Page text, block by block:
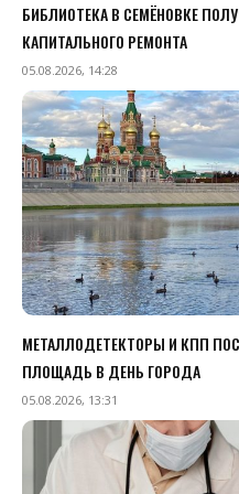
БИБЛИОТЕКА В СЕМЁНОВКЕ
КАПИТАЛЬНОГО РЕМОНТА
05.08.2026, 14:28
МЕТАЛЛОДЕТЕКТОРЫ И КПП
ПЛОЩАДЬ В ДЕНЬ ГОРОДА
05.08.2026, 13:31